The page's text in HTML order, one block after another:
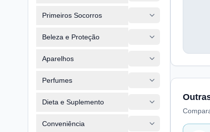
Primeiros Socorros
Beleza e Proteção
Aparelhos
Perfumes
Dieta e Suplemento
Conveniência